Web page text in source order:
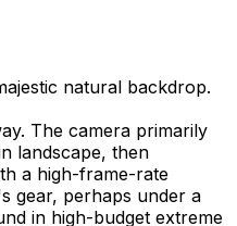
natural backdrop.
The camera primarily
landscape, then
a high-frame-rate
gear, perhaps under a
in high-budget extreme